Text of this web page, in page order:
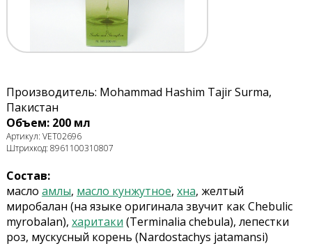
Производитель: Mohammad Hashim Tajir Surma,
Пакистан
Объем: 200 мл
Артикул: VET02696
Штрихкод: 8961100310807
Состав:
масло амлы, масло кунжутное, хна, желтый
миробалан (на языке оригинала звучит как Сhebulic
myrobalan), харитаки (Terminalia chebula), лепестки
роз, мускусный корень (Nardostachys jatamansi)